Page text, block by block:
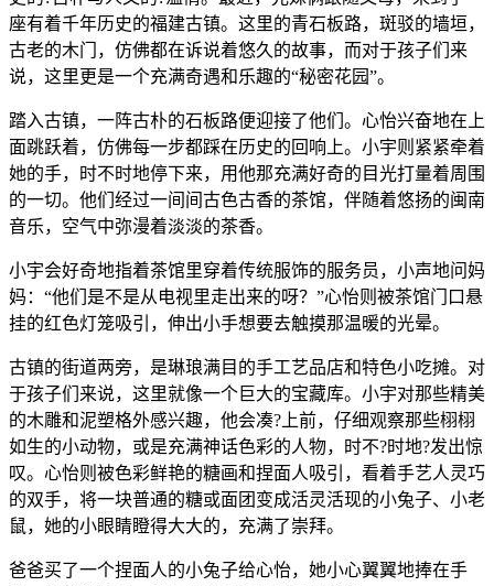
座有着千年历史的福建古镇。这里的青石板路，斑驳的墙垣，
古老的木门，仿佛都在诉说着悠久的故事，而对于孩子们来
说，这里更是一个充满奇遇和乐趣的“秘密花园”。
踏入古镇，一阵古朴的石板路便迎接了他们。心怡兴奋地在上
面跳跃着，仿佛每一步都踩在历史的回响上。小宇则紧紧牵着
她的手，时不时地停下来，用他那充满好奇的目光打量着周围
的一切。他们经过一间间古色古香的茶馆，伴随着悠扬的闽南
音乐，空气中弥漫着淡淡的茶香。
小宇会好奇地指着茶馆里穿着传统服饰的服务员，小声地问妈
妈：“他们是不是从电视里走出来的呀？”心怡则被茶馆门口悬
挂的红色灯笼吸引，伸出小手想要去触摸那温暖的光晕。
古镇的街道两旁，是琳琅满目的手工艺品店和特色小吃摊。对
于孩子们来说，这里就像一个巨大的宝藏库。小宇对那些精美
的木雕和泥塑格外感兴趣，他会凑?上前，仔细观察那些栩栩
如生的小动物，或是充满神话色彩的人物，时不?时地?发出惊
叹。心怡则被色彩鲜艳的糖画和捏面人吸引，看着手艺人灵巧
的双手，将一块普通的糖或面团变成活灵活现的小兔子、小老
鼠，她的小眼睛瞪得大大的，充满了崇拜。
爸爸买了一个捏面人的小兔子给心怡，她小心翼翼地捧在手